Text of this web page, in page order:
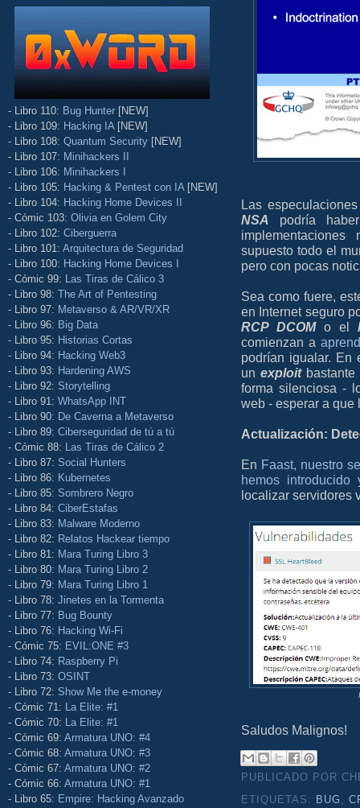
- Libro 110: Bug Hunter [NEW]
- Libro 109: Hacking IA [NEW]
- Libro 108: Quantum Security [NEW]
- Libro 107: Minihackers II
- Libro 106: Minihackers I
- Libro 105: Hacking & Pentest con IA [NEW]
- Libro 104: Hacking Home Devices II
- Cómic 103: Olivia en Golem City
- Libro 102: Ciberguerra
- Libro 101: Arquitectura de Seguridad
- Libro 100: Hacking Home Devices I
- Cómic 99: Las Tiras de Cálico 3
- Libro 98: The Art of Pentesting
- Libro 97: Metaverso & AR/VR/XR
- Libro 96: Big Data
- Libro 95: Historias Cortas
- Libro 94: Hacking Web3
- Libro 93: Hardening AWS
- Libro 92: Storytelling
- Libro 91: WhatsApp INT
- Libro 90: De Caverna a Metaverso
- Libro 89: Ciberseguridad de tú a tú
- Cómic 88: Las Tiras de Cálico 2
- Libro 87: Social Hunters
- Libro 86: Kubernetes
- Libro 85: Sombrero Negro
- Libro 84: CiberEstafas
- Libro 83: Malware Moderno
- Libro 82: Relatos Hackear tiempo
- Libro 81: Mara Turing Libro 3
- Libro 80: Mara Turing Libro 2
- Libro 79: Mara Turing Libro 1
- Libro 78: Jinetes en la Tormenta
- Libro 77: Bug Bounty
- Libro 76: Hacking Wi-Fi
- Cómic 75: EVIL:ONE #3
- Libro 74: Raspberry Pi
- Libro 73: OSINT
- Libro 72: Show Me the e-money
- Cómic 71: La Elite: #1
- Cómic 70: La Elite: #1
- Cómic 69: Armatura UNO: #4
- Cómic 68: Armatura UNO: #3
- Cómic 67: Armatura UNO: #2
- Cómic 66: Armatura UNO: #1
- Libro 65: Empire: Hacking Avanzado
Las
NSA podría
supuesto todo el
pero con pocas
Sea como fuere,
en Internet seguro
RCP DCOMo el
comienzan a
podrían igualar. En
unexploitbastante
forma silenciosa -
web - esperar a
Actualización:
En Faast, nuestro
hemos
localizar servidores
Saludos Malignos!
PUBLICADO POR
ETIQUETAS:
BUG ,